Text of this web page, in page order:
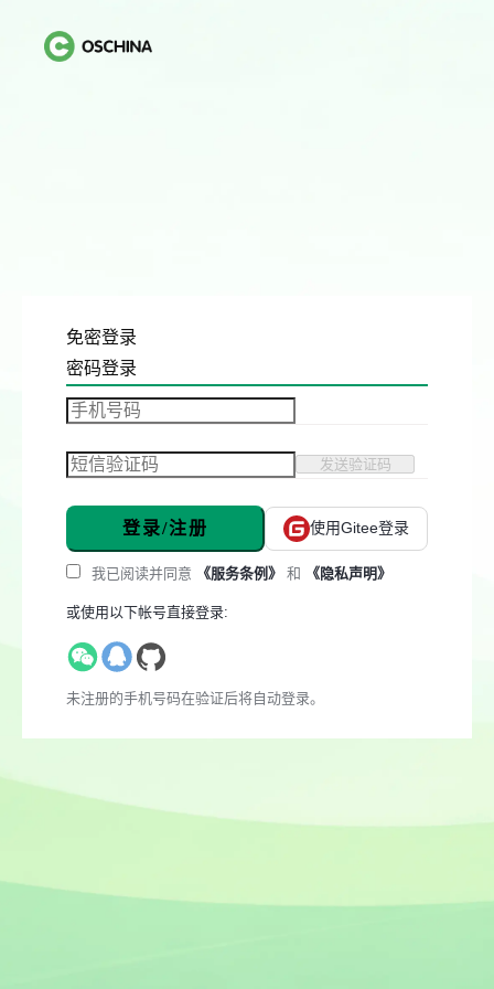
免密登录
密码登录
发送验证码
登录/注册 使用Gitee登录
我已阅读并同意 《服务条例》 和 《隐私声明》
或使用以下帐号直接登录:
未注册的手机号码在验证后将自动登录。